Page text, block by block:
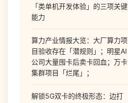
「类单机开发体验」的三项关键
能力
算力产业情报大览：大厂算力项
目验收存在「潜规则」；明星AI
公司大量囤卡后卖卡回血；万卡
集群项目「烂尾」；
解锁5G双卡的终极形态：边打